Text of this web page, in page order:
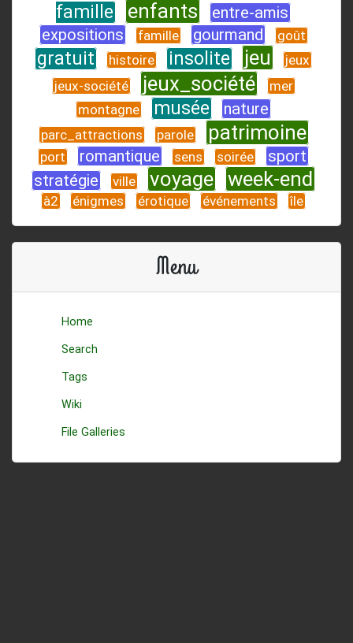
famille enfants
entre-amis
expositions
famille gourmand goût
gratuit histoire insolite jeu
jeux
jeux-société
jeux_société
mer
montagne
musée nature
parc_attractions parole patrimoine
port romantique sens soirée
sport
stratégie
ville voyage week-end
à2 énigmes érotique événements île
Menu
Home
Search
Tags
Wiki
File Galleries